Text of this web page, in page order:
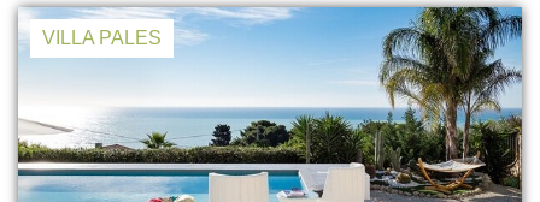
VILLA PALES